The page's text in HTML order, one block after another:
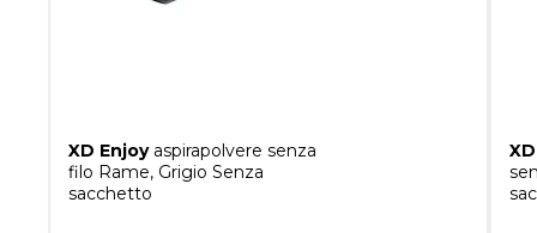
XD Enjoyaspirapolvere senza
filo Rame, Grigio Senza
sacchetto